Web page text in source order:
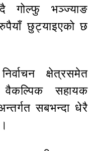
गोल्फु भञ्ज्याङ
छुट्याइएको छ
क्षेत्रसमेत
वैकल्पिक सहायक
सबभन्दा धेरै